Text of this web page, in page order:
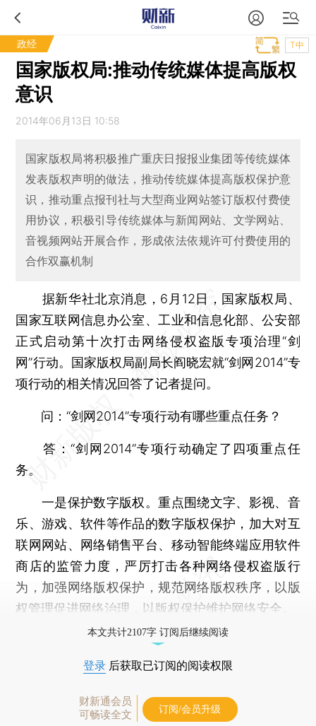
政经 T中
国家版权局:推动传统媒体提高版权
意识
2014年06月13日 10:58
国家版权局将积极推广重庆日报报业集团等传统媒体
发表版权声明的做法，推动传统媒体提高版权保护意
识，推动重点报刊社与大型商业网站签订版权付费使
用协议，积极引导传统媒体与新闻网站、文学网站、
音视频网站开展合作，形成依法依规许可付费使用的
合作双赢机制
据新华社北京消息，6月12日，国家版权局、
国家互联网信息办公室、工业和信息化部、公安部
正式启动第十次打击网络侵权盗版专项治理“剑
网”行动。国家版权局副局长阎晓宏就“剑网2014”专
项行动的相关情况回答了记者提问。
问：“剑网2014”专项行动有哪些重点任务？
答：“剑网2014”专项行动确定了四项重点任
务。
一是保护数字版权。重点围绕文字、影视、音
乐、游戏、软件等作品的数字版权保护，加大对互
联网网站、网络销售平台、移动智能终端应用软件
商店的监管力度，严厉打击各种网络侵权盗版行
为，加强网络版权保护，规范网络版权秩序，以版
权管理促进网络治理，以版权保护维护网络安全。
本文共计2107字 订阅后继续阅读
登录 后获取已订阅的阅读权限
财新通会员
可畅读全文
订阅/会员升级